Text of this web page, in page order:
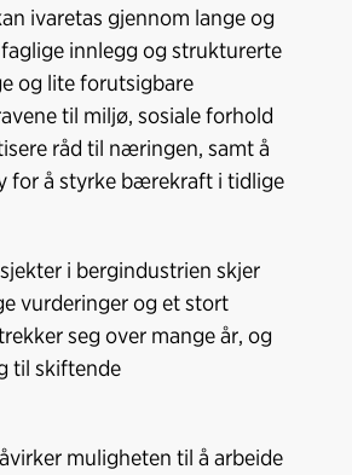
ivaretas gjennom lange og
innlegg og strukturerte
og lite forutsigbare
til miljø, sosiale forhold
råd til næringen, samt å
for å styrke bærekraft i tidlige
i bergindustrien skjer
vurderinger og et stort
seg over mange år, og
til skiftende
muligheten til å arbeide